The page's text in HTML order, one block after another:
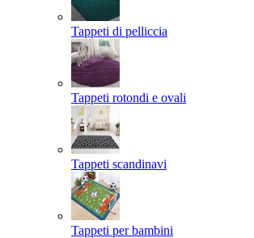
Tappeti di pelliccia
Tappeti rotondi e ovali
Tappeti scandinavi
Tappeti per bambini